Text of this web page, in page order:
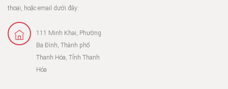
thoại, hoặc email dưới đây:
111 Minh Khai, Phường
Ba Đình, Thành phố
Thanh Hóa, Tỉnh Thanh
Hóa